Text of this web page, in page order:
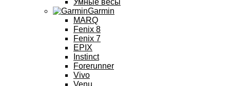
Умные весы
Garmin
MARQ
Fenix 8
Fenix 7
EPIX
Instinct
Forerunner
Vivo
Venu